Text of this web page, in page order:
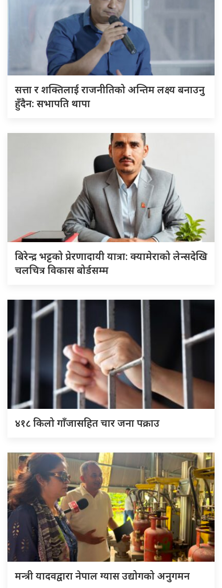
सत्ता र शक्तिलाई राजनीतिको अन्तिम लक्ष्य बनाउनु
हुँदैन: सभापति थापा
बिरेन्द्र भट्टको प्रेरणादायी यात्रा: क्यामेराको लेन्सदेखि
चलचित्र विकास बोर्डसम्म
४१८ किलो गाँजासहित चार जना पक्राउ
मन्त्री यादवद्वारा नेपाल ग्यास उद्योगको अनुगमन